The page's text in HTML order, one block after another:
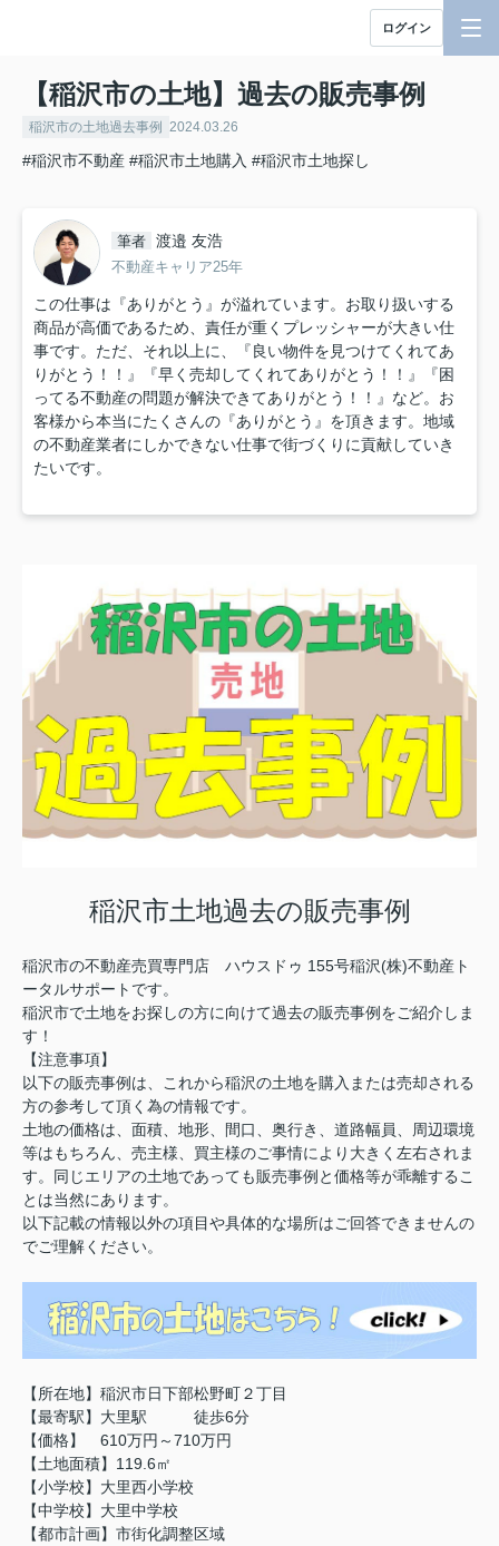
ログイン
【稲沢市の土地】過去の販売事例
稲沢市の土地過去事例 2024.03.26
#稲沢市不動産 #稲沢市土地購入 #稲沢市土地探し
筆者 渡邉 友浩
不動産キャリア25年
この仕事は『ありがとう』が溢れています。お取り扱いする
商品が高価であるため、責任が重くプレッシャーが大きい仕
事です。ただ、それ以上に、『良い物件を見つけてくれてあ
りがとう！！』『早く売却してくれてありがとう！！』『困
ってる不動産の問題が解決できてありがとう！！』など。お
客様から本当にたくさんの『ありがとう』を頂きます。地域
の不動産業者にしかできない仕事で街づくりに貢献していき
たいです。
稲沢市土地過去の販売事例
稲沢市の不動産売買専門店 ハウスドゥ 155号稲沢(株)不動産ト
ータルサポートです。
稲沢市で土地をお探しの方に向けて過去の販売事例をご紹介しま
す！
【注意事項】
以下の販売事例は、これから稲沢の土地を購入または売却される
方の参考して頂く為の情報です。
土地の価格は、面積、地形、間口、奥行き、道路幅員、周辺環境
等はもちろん、売主様、買主様のご事情により大きく左右されま
す。同じエリアの土地であっても販売事例と価格等が乖離するこ
とは当然にあります。
以下記載の情報以外の項目や具体的な場所はご回答できませんの
でご理解ください。
【所在地】稲沢市日下部松野町２丁目
【最寄駅】大里駅 徒歩6分
【価格】 610万円～710万円
【土地面積】119.6㎡
【小学校】大里西小学校
【中学校】大里中学校
【都市計画】市街化調整区域